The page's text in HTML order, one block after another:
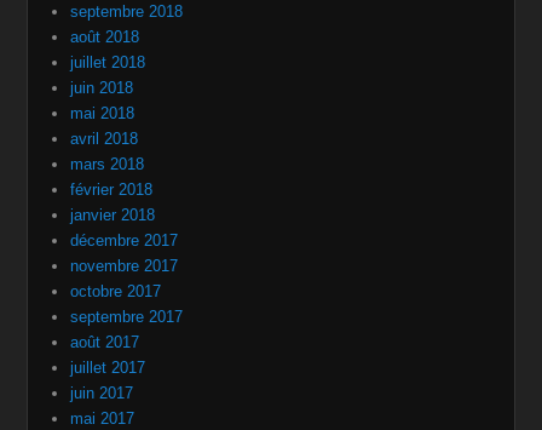
septembre 2018
août 2018
juillet 2018
juin 2018
mai 2018
avril 2018
mars 2018
février 2018
janvier 2018
décembre 2017
novembre 2017
octobre 2017
septembre 2017
août 2017
juillet 2017
juin 2017
mai 2017